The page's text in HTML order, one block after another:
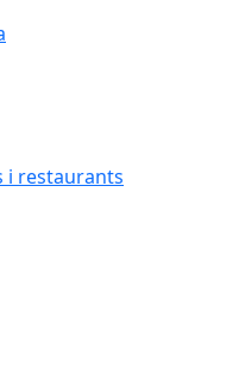
i restaurants